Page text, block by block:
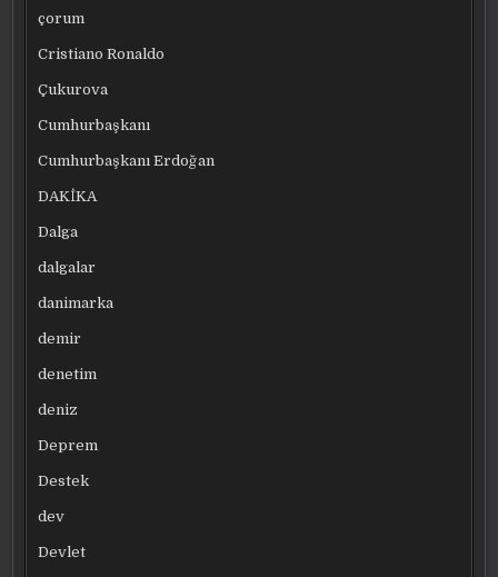
çorum
Cristiano Ronaldo
Çukurova
Cumhurbaşkanı
Cumhurbaşkanı Erdoğan
DAKİKA
Dalga
dalgalar
danimarka
demir
denetim
deniz
Deprem
Destek
dev
Devlet